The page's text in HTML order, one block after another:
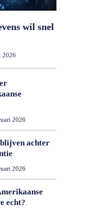
wil snel
2026
2026
achter
2026
echt?